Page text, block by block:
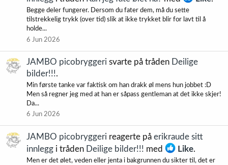
Begge deler fungerer. Dersom du fater dem, må du sette
tilstrekkelig trykk (over tid) slik at ikke trykket blir for lavt til å
holde...
6 Jun 2026
JAMBO picobryggeri svarte på tråden Deilige
bilder!!!.
Min første tanke var faktisk om han drakk øl mens hun jobbet :D
Men så regner jeg med at han er såpass gentleman at det ikke skjer!
Da...
6 Jun 2026
JAMBO picobryggeri reagerte på erikraude sitt
innlegg i tråden Deilige bilder!!! med Like.
Men er det ølet, veden eller jenta i bakgrunnen du sikter til, det er